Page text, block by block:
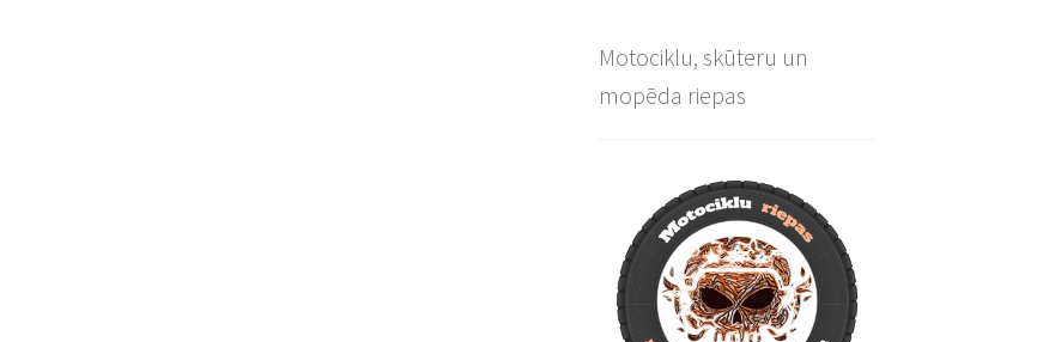
Motociklu, skūteru un
mopēda riepas